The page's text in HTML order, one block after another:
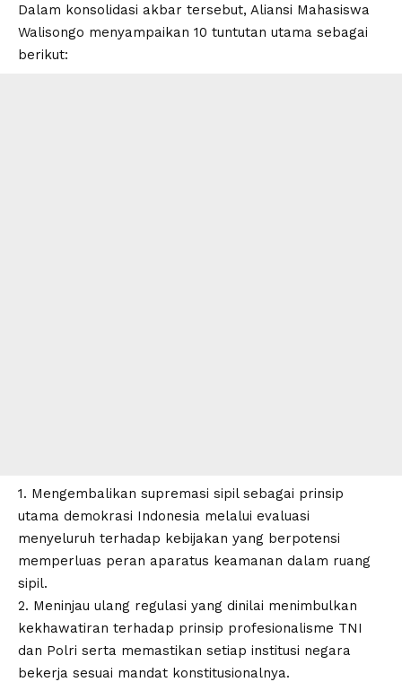
Dalam konsolidasi akbar tersebut, Aliansi Mahasiswa
Walisongo menyampaikan 10 tuntutan utama sebagai
berikut:
1. Mengembalikan supremasi sipil sebagai prinsip
utama demokrasi Indonesia melalui evaluasi
menyeluruh terhadap kebijakan yang berpotensi
memperluas peran aparatus keamanan dalam ruang
sipil.
2. Meninjau ulang regulasi yang dinilai menimbulkan
kekhawatiran terhadap prinsip profesionalisme TNI
dan Polri serta memastikan setiap institusi negara
bekerja sesuai mandat konstitusionalnya.